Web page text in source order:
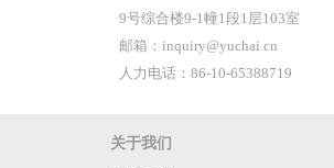
9号综合楼9-1幢1段1层103室
邮箱：inquiry@yuchai.cn
人力电话：86-10-65388719
关于我们